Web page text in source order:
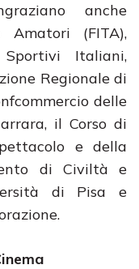
anche
Amatori (FITA),
Sportivi Italiani,
Regionale di
delle
il Corso di
e della
di Civiltà e
di Pisa e